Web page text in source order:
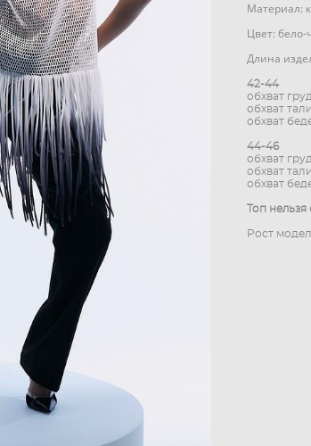
Материал:
Цвет:
Длина
42-44
обхват
обхват
обхват
44-46
обхват
обхват
обхват
Топ нельзя
Рост